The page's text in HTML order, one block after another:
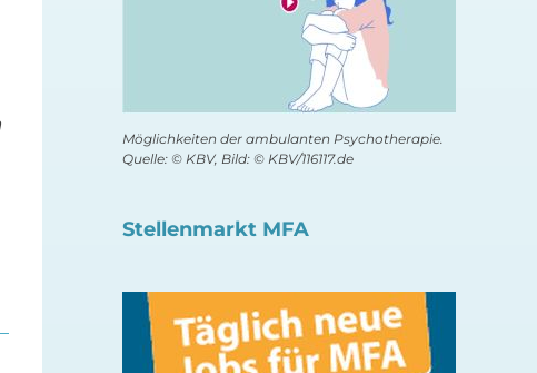
Möglichkeiten der ambulanten Psychotherapie.
Quelle: © KBV, Bild: © KBV/116117.de
Stellenmarkt MFA